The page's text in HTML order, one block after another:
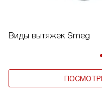
Виды вытяжек Smeg